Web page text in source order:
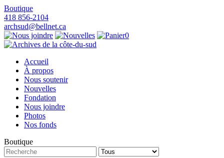
Boutique
418 856-2104
archsud@bellnet.ca
0
Accueil
À propos
Nous soutenir
Nouvelles
Fondation
Nous joindre
Photos
Nos fonds
Boutique